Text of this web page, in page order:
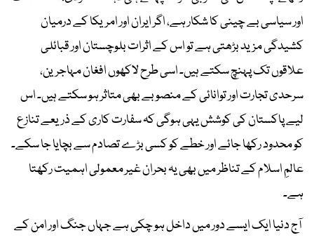
اور سیاسی بے چینی کا شکار ہے، اگر ایران اور امریکا کے درمیان
کشیدگی مزید بڑھتی ہے تو اس کے اثرات بلوچستان اور قبائلی
علاقوں تک پہنچ سکتے ہیں۔ اسی طرح لاکھوں افغان مہاجرین،
سرحدی تجارت اور توانائی کے منصوبے بھی متاثر ہو سکتے ہیں۔ اس
لیے پاکستان کی کوشش یہی ہوگی کہ سفارت کاری کے ذریعے تنازع
کو محدود رکھا جائے اور خطے کو کسی بڑے تصادم سے بچایا جا سکے۔
عالمِ اسلام کے تناظر میں بھی یہ بحران غیر معمولی اہمیت رکھتا
ہے۔
آج دنیا ایک ایسے دور میں داخل ہو چکی ہے جہاں جنگ اور امن کے